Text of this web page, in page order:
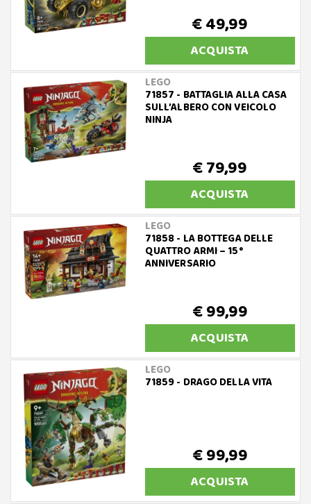
€ 49,99
ACQUISTA
LEGO
71857 - BATTAGLIA ALLA CASA
SULL’ALBERO CON VEICOLO
NINJA
€ 79,99
ACQUISTA
LEGO
71858 - LA BOTTEGA DELLE
QUATTRO ARMI – 15°
ANNIVERSARIO
€ 99,99
ACQUISTA
LEGO
71859 - DRAGO DELLA VITA
€ 99,99
ACQUISTA